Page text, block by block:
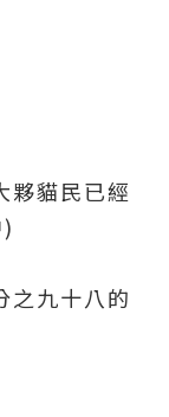
夥貓民已經
之九十八的